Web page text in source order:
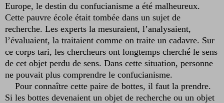
Europe, le destin du confucianisme a été malheureux.
Cette pauvre école était tombée dans un sujet de
recherche. Les experts la mesuraient, l’analysaient,
l’évaluaient, la traitaient comme on traite un cadavre. Sur
ce corps tari, les chercheurs ont longtemps cherché le sens
de cet objet perdu de sens. Dans cette situation, personne
ne pouvait plus comprendre le confucianisme.
Pour connaître cette paire de bottes, il faut la prendre.
Si les bottes devenaient un objet de recherche ou un objet